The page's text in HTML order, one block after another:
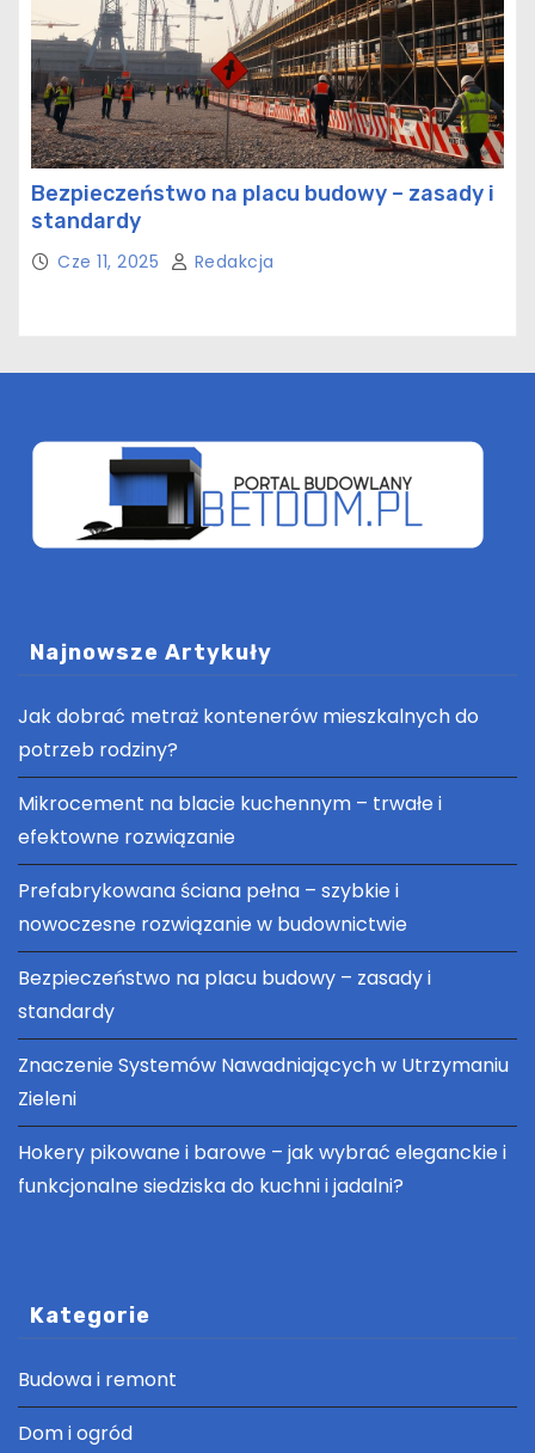
Bezpieczeństwo na placu budowy – zasady i
standardy
Cze 11, 2025 Redakcja
Najnowsze Artykuły
Jak dobrać metraż kontenerów mieszkalnych do
potrzeb rodziny?
Mikrocement na blacie kuchennym – trwałe i
efektowne rozwiązanie
Prefabrykowana ściana pełna – szybkie i
nowoczesne rozwiązanie w budownictwie
Bezpieczeństwo na placu budowy – zasady i
standardy
Znaczenie Systemów Nawadniających w Utrzymaniu
Zieleni
Hokery pikowane i barowe – jak wybrać eleganckie i
funkcjonalne siedziska do kuchni i jadalni?
Kategorie
Budowa i remont
Dom i ogród